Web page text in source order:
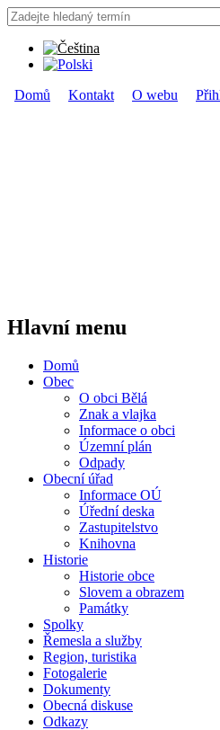
Přejít k hlavnímu obsahu
Vyhledávání
Hledat
Domů Kontakt O webu
Hlavní menu
Domů
Obec
O obci Bělá
Znak a vlajka
Informace o obci
Územní plán
Odpady
Obecní úřad
Informace OÚ
Úřední deska
Zastupitelstvo
Knihovna
Historie
Historie obce
Slovem a obrazem
Památky
Spolky
Řemesla a služby
Region, turistika
Fotogalerie
Dokumenty
Obecná diskuse
Odkazy